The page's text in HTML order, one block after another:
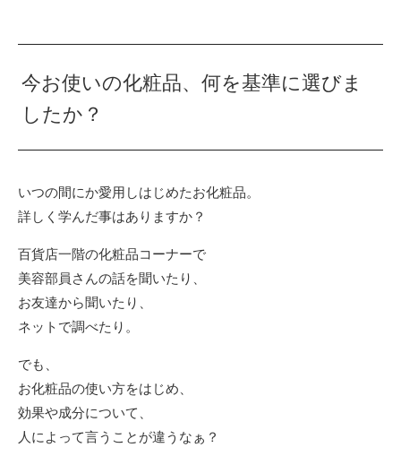
今お使いの化粧品、何を基準に選びま
したか？
いつの間にか愛用しはじめたお化粧品。
詳しく学んだ事はありますか？
百貨店一階の化粧品コーナーで
美容部員さんの話を聞いたり、
お友達から聞いたり、
ネットで調べたり。
でも、
お化粧品の使い方をはじめ、
効果や成分について、
人によって言うことが違うなぁ？